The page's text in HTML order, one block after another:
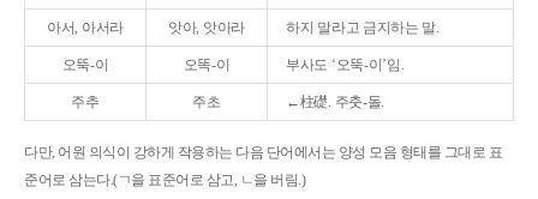
아서, 아서라 앗아, 앗아라 하지 말라고 금지하는 말.
오뚝-이 오똑-이 부사도 ‘오뚝-이’임.
주추 주초 ←柱礎. 주춧-돌.
다만, 어원 의식이 강하게 작용하는 다음 단어에서는 양성 모음 형태를 그대로 표
준어로 삼는다.(ㄱ을 표준어로 삼고, ㄴ을 버림.)